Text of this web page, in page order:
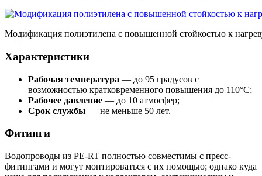
Модификация полиэтилена с повышенной стойкостью к
Характеристики
Рабочая температура — до 95 градусов с
возможностью кратковременного повышения до 110°С;
Рабочее давление — до 10 атмосфер;
Срок службы — не меньше 50 лет.
Фитинги
Водопроводы из PE-RT полностью совместимы с пресс-
фитингами и могут монтироваться с их помощью; однако куда